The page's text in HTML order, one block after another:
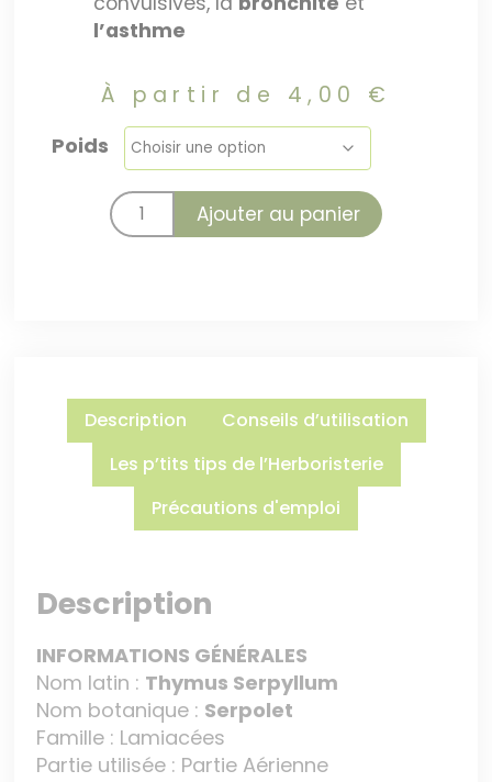
l’asthme
À partir de 4,00 €
Poids
Ajouter au panier
Description
Conseils d’utilisation
Les p’tits tips de l’Herboristerie
Précautions d'emploi
Description
INFORMATIONS GÉNÉRALES
Nom latin : Thymus Serpyllum
Nom botanique : Serpolet
Famille : Lamiacées
Partie utilisée : Partie Aérienne